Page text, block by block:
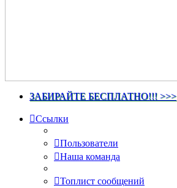
ЗАБИРАЙТЕ БЕСПЛАТНО!!! >>>
Ссылки
Пользователи
Наша команда
Топлист сообщений